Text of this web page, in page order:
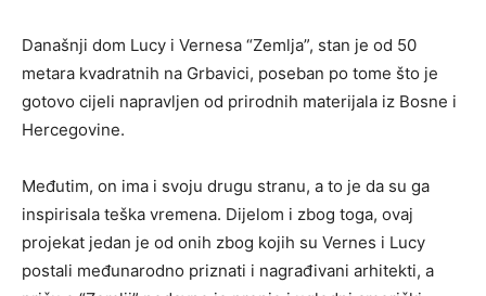
Današnji dom Lucy i Vernesa “Zemlja”, stan je od 50
metara kvadratnih na Grbavici, poseban po tome što je
gotovo cijeli napravljen od prirodnih materijala iz Bosne i
Hercegovine.
Međutim, on ima i svoju drugu stranu, a to je da su ga
inspirisala teška vremena. Dijelom i zbog toga, ovaj
projekat jedan je od onih zbog kojih su Vernes i Lucy
postali međunarodno priznati i nagrađivani arhitekti, a